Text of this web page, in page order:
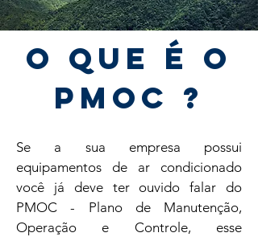
O QUE É O
PMOC ?
Se a sua empresa possui
equipamentos de ar condicionado
você já deve ter ouvido falar do
PMOC - Plano de Manutenção,
Operação e Controle, esse